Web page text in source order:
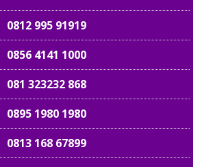
0812 995 91919
0856 4141 1000
081 323232 868
0895 1980 1980
0813 168 67899